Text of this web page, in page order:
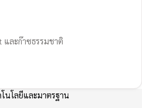
และก๊าซธรรมชาติ
โนโลยีและมาตรฐาน